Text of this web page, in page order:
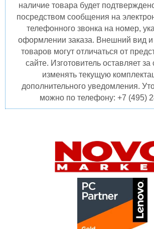
наличие товара будет
посредством сообщения на
телефонного звонка на номер,
оформлении заказа. Внешний вид и
товаров могут отличаться от
сайте. Изготовитель оставляет
изменять текущую
дополнительного уведомления.
можно по телефону: +7 (495)